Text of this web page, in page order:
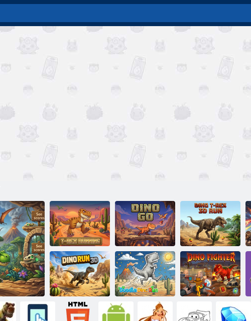
Bežiaci
tyrannosaurus
Dino Go
Tyrannosaurus
Rex beží v 3D